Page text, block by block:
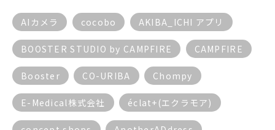
AIカメラ cocobo AKIBA_ICHI アプリ
BOOSTER STUDIO by CAMPFIRE CAMPFIRE
Booster CO-URIBA Chompy
E-Medical株式会社 éclat+(エクラモア)